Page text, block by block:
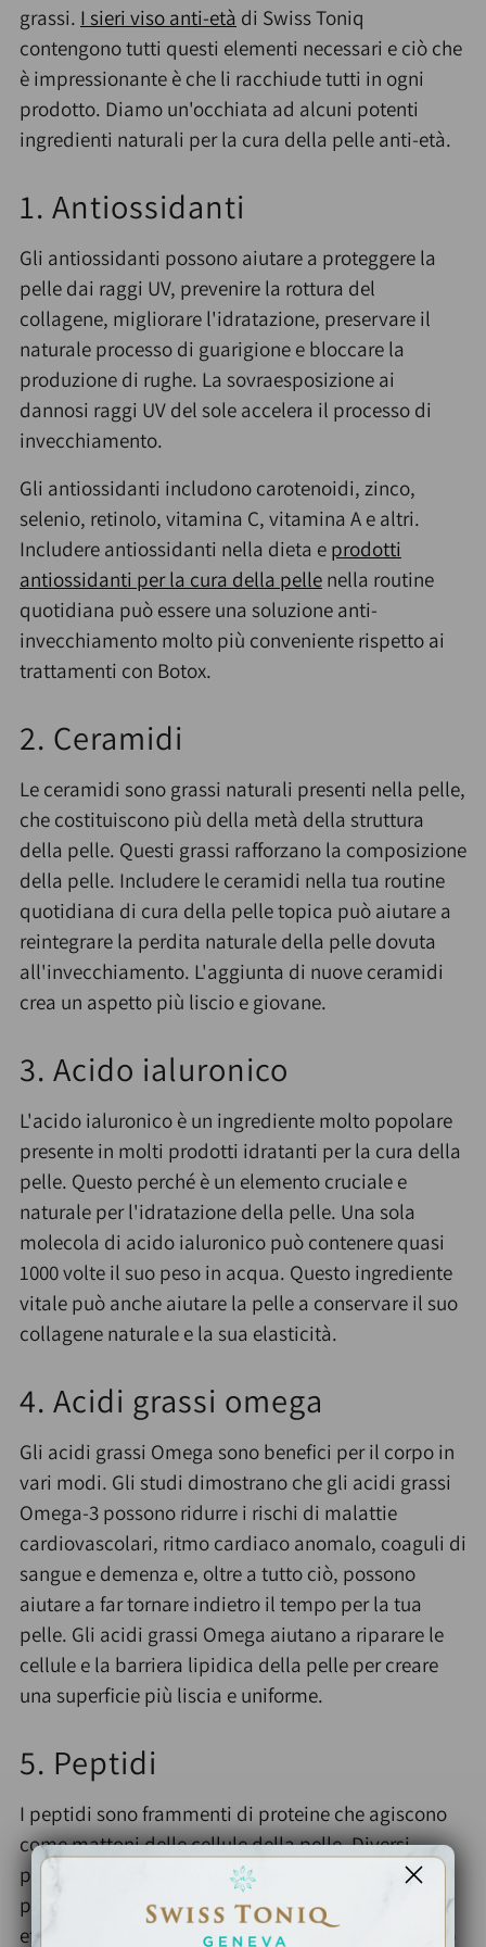
grassi. I sieri viso anti-età di Swiss Toniq
contengono tutti questi elementi necessari e ciò che
è impressionante è che li racchiude tutti in ogni
prodotto. Diamo un'occhiata ad alcuni potenti
ingredienti naturali per la cura della pelle anti-età.
1. Antiossidanti
Gli antiossidanti possono aiutare a proteggere la
pelle dai raggi UV, prevenire la rottura del
collagene, migliorare l'idratazione, preservare il
naturale processo di guarigione e bloccare la
produzione di rughe. La sovraesposizione ai
dannosi raggi UV del sole accelera il processo di
invecchiamento.
Gli antiossidanti includono carotenoidi, zinco,
selenio, retinolo, vitamina C, vitamina A e altri.
Includere antiossidanti nella dieta e prodotti
antiossidanti per la cura della pelle nella routine
quotidiana può essere una soluzione anti-
invecchiamento molto più conveniente rispetto ai
trattamenti con Botox.
2. Ceramidi
Le ceramidi sono grassi naturali presenti nella pelle,
che costituiscono più della metà della struttura
della pelle. Questi grassi rafforzano la composizione
della pelle. Includere le ceramidi nella tua routine
quotidiana di cura della pelle topica può aiutare a
reintegrare la perdita naturale della pelle dovuta
all'invecchiamento. L'aggiunta di nuove ceramidi
crea un aspetto più liscio e giovane.
3. Acido ialuronico
L'acido ialuronico è un ingrediente molto popolare
presente in molti prodotti idratanti per la cura della
pelle. Questo perché è un elemento cruciale e
naturale per l'idratazione della pelle. Una sola
molecola di acido ialuronico può contenere quasi
1000 volte il suo peso in acqua. Questo ingrediente
vitale può anche aiutare la pelle a conservare il suo
collagene naturale e la sua elasticità.
4. Acidi grassi omega
Gli acidi grassi Omega sono benefici per il corpo in
vari modi. Gli studi dimostrano che gli acidi grassi
Omega-3 possono ridurre i rischi di malattie
cardiovascolari, ritmo cardiaco anomalo, coaguli di
sangue e demenza e, oltre a tutto ciò, possono
aiutare a far tornare indietro il tempo per la tua
pelle. Gli acidi grassi Omega aiutano a riparare le
cellule e la barriera lipidica della pelle per creare
una superficie più liscia e uniforme.
5. Peptidi
I peptidi sono frammenti di proteine ​​che agiscono
come mattoni delle cellule della pelle. Diversi
peptidi agiscono in modi diversi. Un peptide in
particolare, chiamato Argireline, può imitare gli
effetti del Botox, riducendo il movimento dinamico